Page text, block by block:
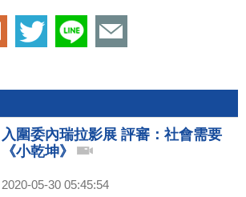
入圍委內瑞拉影展 評審：社會需要
《小乾坤》
2020-05-30 05:45:54